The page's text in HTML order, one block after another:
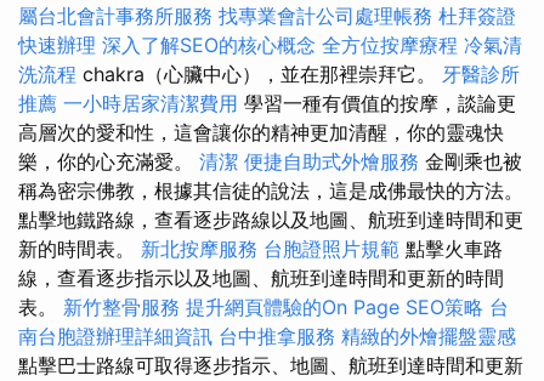
屬台北會計事務所服務 找專業會計公司處理帳務 杜拜簽證
快速辦理 深入了解SEO的核心概念 全方位按摩療程 冷氣清
洗流程 chakra（心臟中心），並在那裡崇拜它。 牙醫診所
推薦 一小時居家清潔費用 學習一種有價值的按摩，談論更
高層次的愛和性，這會讓你的精神更加清醒，你的靈魂快
樂，你的心充滿愛。 清潔 便捷自助式外燴服務 金剛乘也被
稱為密宗佛教，根據其信徒的說法，這是成佛最快的方法。
點擊地鐵路線，查看逐步路線以及地圖、航班到達時間和更
新的時間表。 新北按摩服務 台胞證照片規範 點擊火車路
線，查看逐步指示以及地圖、航班到達時間和更新的時間
表。 新竹整骨服務 提升網頁體驗的On Page SEO策略 台
南台胞證辦理詳細資訊 台中推拿服務 精緻的外燴擺盤靈感
點擊巴士路線可取得逐步指示、地圖、航班到達時間和更新